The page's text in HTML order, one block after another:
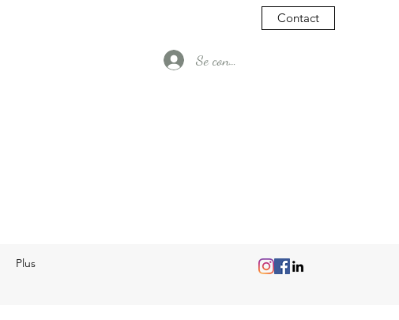
Contact
Se connecter
Plus